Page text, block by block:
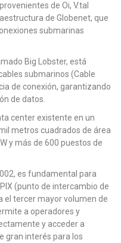
de Oi, V.tal
de Globenet, que
submarinas
Big Lobster, está
submarinos (Cable
de conexión, garantizando
de datos.
center existente en un
metros cuadrados de área
y más de 600 puestos de
es fundamental para
(punto de intercambio de
el tercer mayor volumen de
a operadores y
y acceder a
gran interés para los